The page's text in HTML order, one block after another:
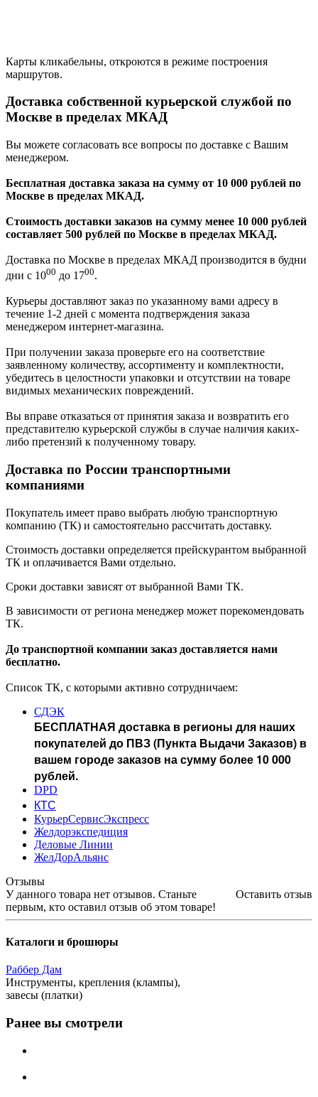
Карты кликабельны, откроются в режиме построения
маршрутов.
Доставка собственной курьерской службой по
Москве в пределах МКАД
Вы можете согласовать все вопросы по доставке с Вашим
менеджером.
Бесплатная доставка заказа на сумму от 10 000 рублей по
Москве в пределах МКАД.
Стоимость доставки заказов на сумму менее 10 000 рублей
составляет 500 рублей по Москве в пределах МКАД.
Доставка по Москве в пределах МКАД производится в будни
дни с 1000 до 1700.
Курьеры доставляют заказ по указанному вами адресу в
течение 1-2 дней с момента подтверждения заказа
менеджером интернет-магазина.
При получении заказа проверьте его на соответствие
заявленному количеству, ассортименту и комплектности,
убедитесь в целостности упаковки и отсутствии на товаре
видимых механических повреждений.
Вы вправе отказаться от принятия заказа и возвратить его
представителю курьерской службы в случае наличия каких-
либо претензий к полученному товару.
Доставка по России транспортными
компаниями
Покупатель имеет право выбрать любую транспортную
компанию (ТК) и самостоятельно рассчитать доставку.
Стоимость доставки определяется прейскурантом выбранной
ТК и оплачивается Вами отдельно.
Сроки доставки зависят от выбранной Вами ТК.
В зависимости от региона менеджер может порекомендовать
ТК.
До транспортной компании заказ доставляется нами
бесплатно.
Список ТК, с которыми активно сотрудничаем:
СДЭК
БЕСПЛАТНАЯ доставка в регионы для наших
покупателей до ПВЗ (Пункта Выдачи Заказов) в
вашем городе заказов на сумму более 10 000
рублей.
DPD
КТС
КурьерСервисЭкспресс
Желдорэкспедиция
Деловые Линии
ЖелДорАльянс
Отзывы
Оставить отзыв
У данного товара нет отзывов. Станьте
первым, кто оставил отзыв об этом товаре!
Каталоги и брошюры
Раббер Дам
Инструменты, крепления (клампы),
завесы (платки)
Ранее вы смотрели